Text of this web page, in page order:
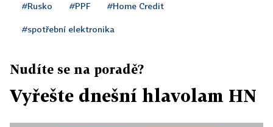
#Rusko #PPF #Home Credit
#spotřební elektronika
Nudíte se na poradě?
Vyřešte dnešní hlavolam HN